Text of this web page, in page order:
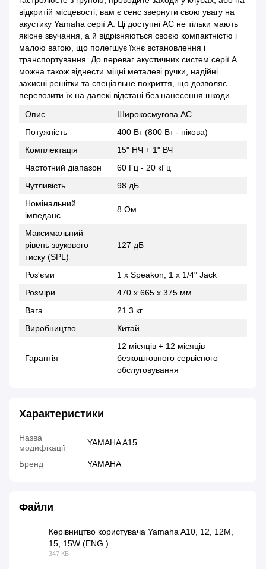
відкритій місцевості, вам є сенс звернути свою увагу на
акустику Yamaha серії A. Ці доступні АС не тільки мають
якісне звучання, а й відрізняються своєю компактністю і
малою вагою, що полегшує їхнє встановлення і
транспортування. До переваг акустичних систем серії А
можна також віднести міцні металеві ручки, надійні
захисні решітки та спеціальне покриття, що дозволяє
перевозити їх на далекі відстані без нанесення шкоди.
Опис
Широкосмугова АС
Потужність
400 Вт (800 Вт - пікова)
Комплектація
15" НЧ + 1" ВЧ
Частотний діапазон
60 Гц - 20 кГц
Чутливість
98 дБ
Номінальний
імпеданс
8 Ом
Максимальний
рівень звукового
тиску (SPL)
127 дБ
Роз'єми
1 х Speakon, 1 x 1/4" Jack
Розміри
470 x 665 x 375 мм
Вага
21.3 кг
Виробництво
Китай
Гарантія
12 місяців + 12 місяців
безкоштовного сервісного
обслуговування
Характеристики
Назва
модифікації
YAMAHA A15
Бренд YAMAHA
Файли
Керівництво користувача Yamaha A10, 12, 12M,
15, 15W (ENG.)
347 КБ